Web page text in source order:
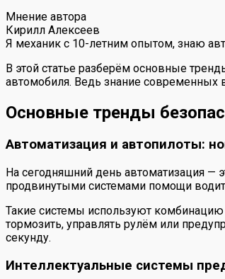
Мнение автора
Кирилл Алексеев
Я механик с 10-летним опытом, знаю
В этой статье разберём основные
автомобиля. Ведь знание современных
Основные тренды
Автоматизация и автопилоты:
На сегодняшний день автоматизация —
продвинутыми системами помощи
Такие системы используют
тормозить, управлять рулём или
секунду.
Интеллектуальные системы